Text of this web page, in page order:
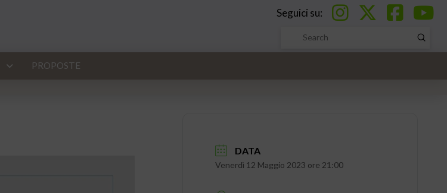
Seguici su:
Search
Submit
PROPOSTE
DATA
Venerdì 12 Maggio 2023 ore 21:00